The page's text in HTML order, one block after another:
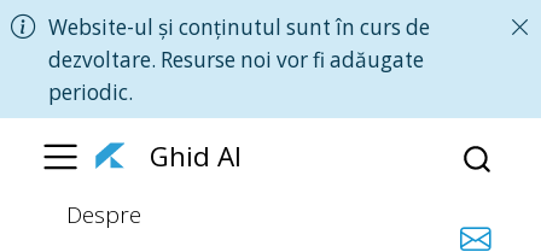
Website-ul și conținutul sunt în curs de
dezvoltare. Resurse noi vor fi adăugate
periodic.
Ghid AI
Despre